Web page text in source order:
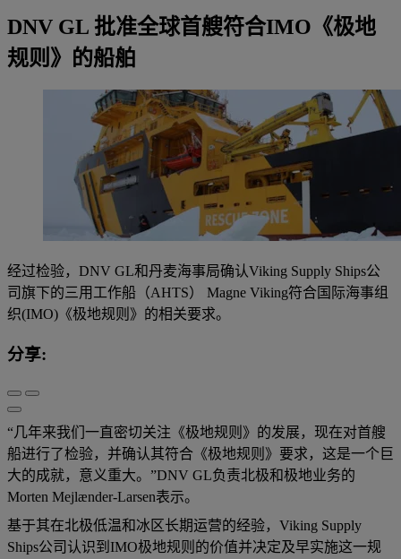
DNV GL 批准全球首艘符合IMO《极地
规则》的船舶
经过检验，DNV GL和丹麦海事局确认Viking Supply Ships公
司旗下的三用工作船（AHTS） Magne Viking符合国际海事组
织(IMO)《极地规则》的相关要求。
分享:
“几年来我们一直密切关注《极地规则》的发展，现在对首艘
船进行了检验，并确认其符合《极地规则》要求，这是一个巨
大的成就，意义重大。”DNV GL负责北极和极地业务的
Morten Mejlænder-Larsen表示。
基于其在北极低温和冰区长期运营的经验，Viking Supply
Ships公司认识到IMO极地规则的价值并决定及早实施这一规